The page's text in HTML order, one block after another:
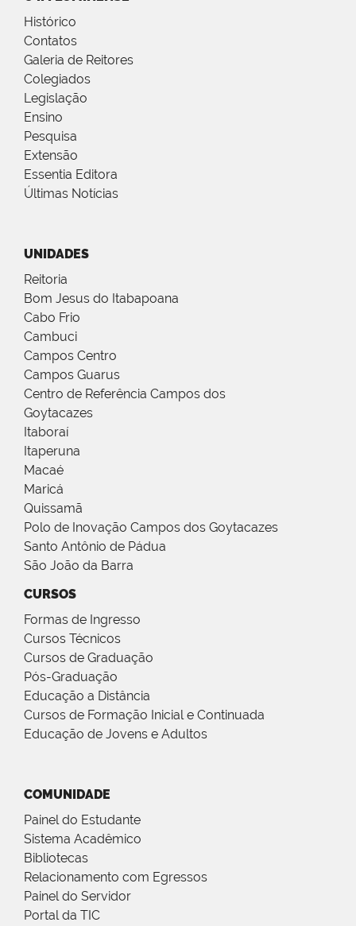
Histórico
Contatos
Galeria de Reitores
Colegiados
Legislação
Ensino
Pesquisa
Extensão
Essentia Editora
Últimas Notícias
UNIDADES
Reitoria
Bom Jesus do Itabapoana
Cabo Frio
Cambuci
Campos Centro
Campos Guarus
Centro de Referência Campos dos
Goytacazes
Itaboraí
Itaperuna
Macaé
Maricá
Quissamã
Polo de Inovação Campos dos Goytacazes
Santo Antônio de Pádua
São João da Barra
CURSOS
Formas de Ingresso
Cursos Técnicos
Cursos de Graduação
Pós-Graduação
Educação a Distância
Cursos de Formação Inicial e Continuada
Educação de Jovens e Adultos
COMUNIDADE
Painel do Estudante
Sistema Acadêmico
Bibliotecas
Relacionamento com Egressos
Painel do Servidor
Portal da TIC